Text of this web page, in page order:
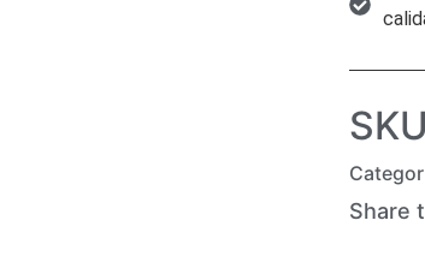
Share